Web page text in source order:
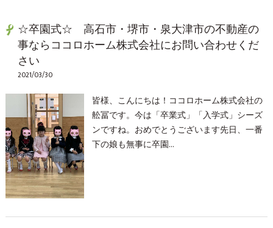
☆卒園式☆ 高石市・堺市・泉大津市の不動産の
事ならココロホーム株式会社にお問い合わせくだ
さい
2021/03/30
皆様、こんにちは！ココロホーム株式会社の
舩冨です。今は「卒業式」「入学式」シーズ
ンですね。おめでとうございます先日、一番
下の娘も無事に卒園…